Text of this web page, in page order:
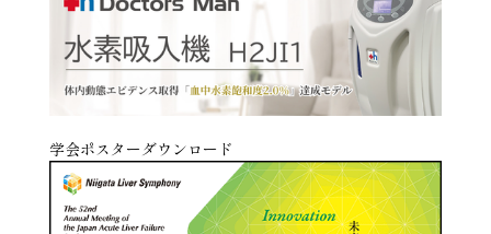
学会ポスターダウンロード